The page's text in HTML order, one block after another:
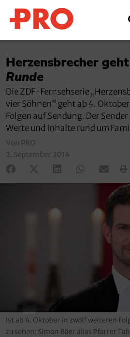
Herzensbrecher
Runde
Die ZDF-Fernsehserie
vier Söhnen“ geht ab 4.
Folgen auf Sendung. Der
Werte und Inhalte rund um
Von PRO
2. September 2014
Ist ab 4. Oktober in zwölf weiteren
zu sehen: Simon Böer alias Pfarrer